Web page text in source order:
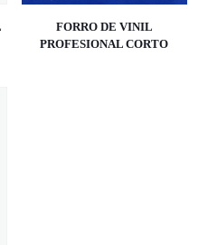
FORRO DE VINIL
PROFESIONAL CORTO